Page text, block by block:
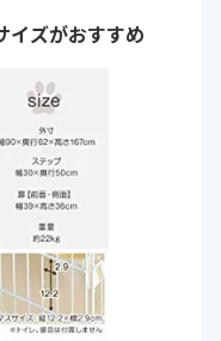
イズがおすすめ